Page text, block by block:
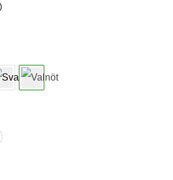
silke - Valnöt mängd